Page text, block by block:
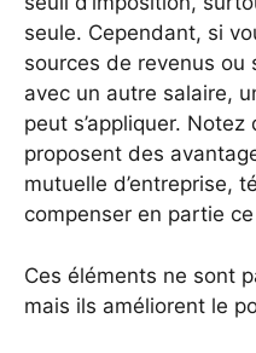
seule. Cependant, si
sources de revenus ou
avec un autre salaire,
peut s’appliquer.
proposent des
mutuelle d’entreprise,
compenser en partie
Ces éléments ne sont
mais ils améliorent le